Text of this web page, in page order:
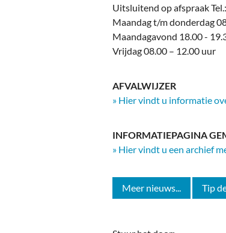
Uitsluitend op afspraak
Maandag t/m donderdag
Maandagavond 18.00 -
Vrijdag 08.00 – 12.00 uur
AFVALWIJZER
» Hier vindt u informatie
INFORMATIEPAGINA
» Hier vindt u een archief
Meer nieuws... Tip